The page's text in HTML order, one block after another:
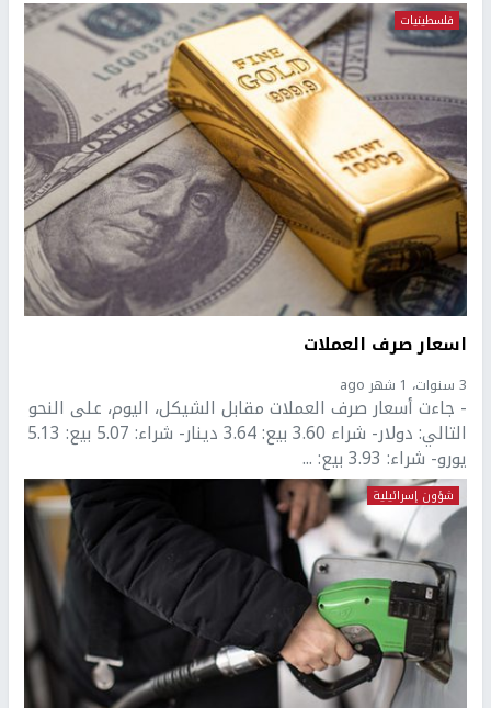
فلسطينيات
اسعار صرف العملات
3 سنوات، 1 شهر ago
- جاءت أسعار صرف العملات مقابل الشيكل، اليوم، على النحو
التالي: دولار- شراء 3.60 بيع: 3.64 دينار- شراء: 5.07 بيع: 5.13
يورو- شراء: 3.93 بيع: ...
شؤون إسرائيلية